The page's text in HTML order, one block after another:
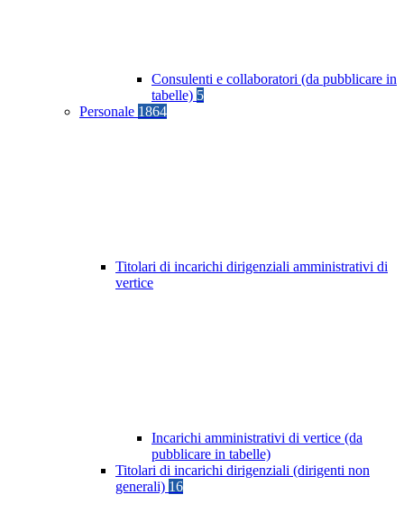
Consulenti e collaboratori (da pubblicare in
tabelle) 5
Personale 1864
Titolari di incarichi dirigenziali amministrativi di
vertice
Incarichi amministrativi di vertice (da
pubblicare in tabelle)
Titolari di incarichi dirigenziali (dirigenti non
generali) 16